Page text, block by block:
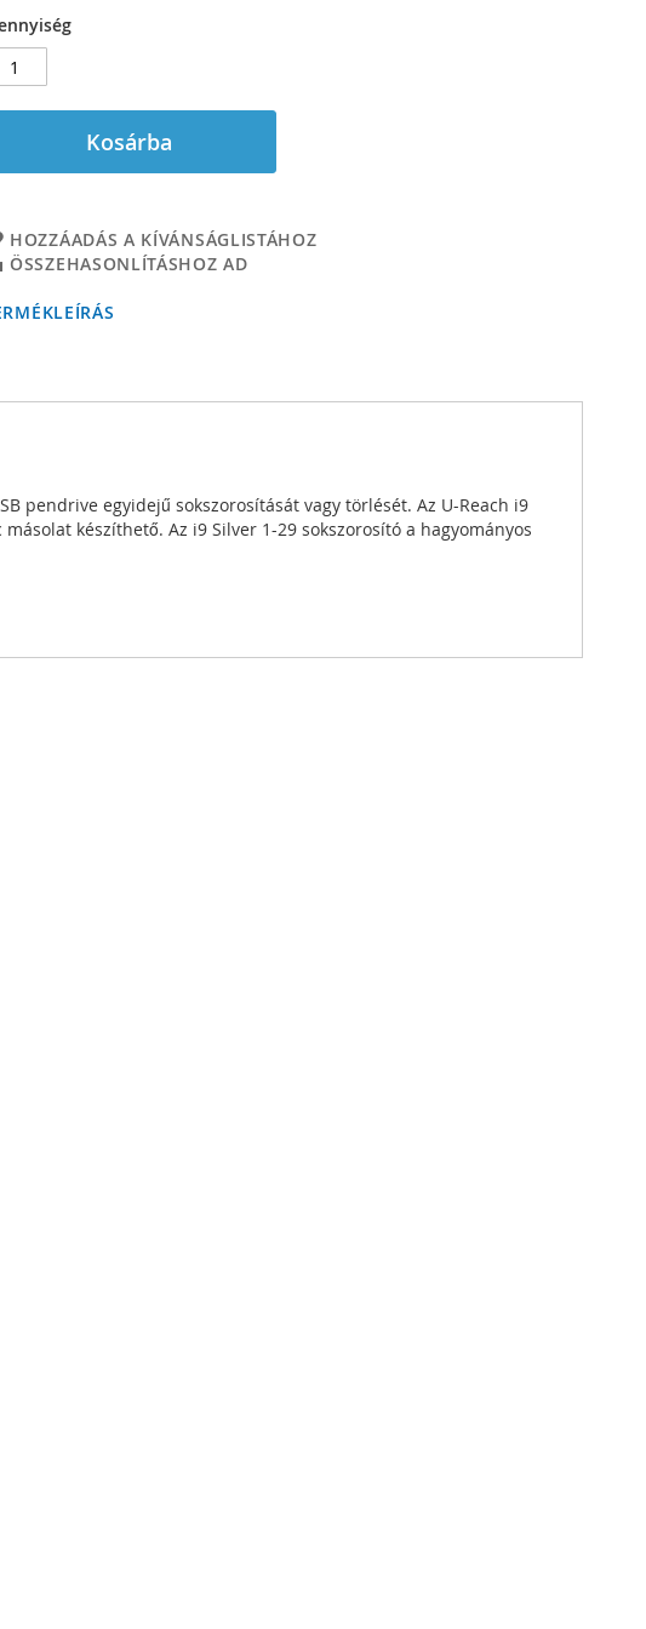
Kosárba
HOZZÁADÁS A KÍVÁNSÁGLISTÁHOZ
ÖSSZEHASONLÍTÁSHOZ AD
pendrive egyidejű sokszorosítását vagy törlését. Az U-Reach i9
készíthető. Az i9 Silver 1-29 sokszorosító a hagyományos